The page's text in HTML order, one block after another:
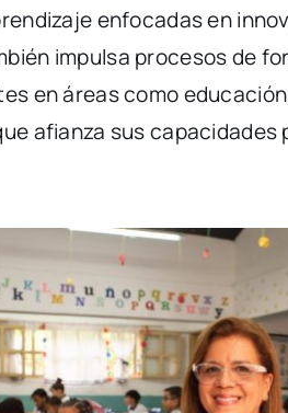
enfocadas en
impulsa procesos de
en áreas como
afianza sus